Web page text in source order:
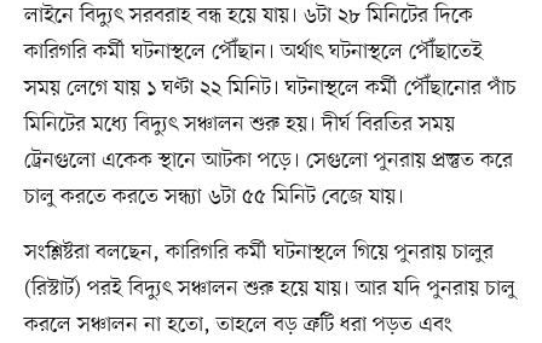
লাইনে বিদ্যুৎ সরবরাহ বন্ধ হয়ে যায়। ৬টা ২৮ মিনিটের দিকে
কারিগরি কর্মী ঘটনাস্থলে পৌঁছান। অর্থাৎ ঘটনাস্থলে পৌঁছাতেই
সময় লেগে যায় ১ ঘণ্টা ২২ মিনিট। ঘটনাস্থলে কর্মী পৌঁছানোর পাঁচ
মিনিটের মধ্যে বিদ্যুৎ সঞ্চালন শুরু হয়। দীর্ঘ বিরতির সময়
ট্রেনগুলো একেক স্থানে আটকা পড়ে। সেগুলো পুনরায় প্রস্তুত করে
চালু করতে করতে সন্ধ্যা ৬টা ৫৫ মিনিট বেজে যায়।
সংশ্লিষ্টরা বলছেন, কারিগরি কর্মী ঘটনাস্থলে গিয়ে পুনরায় চালুর
(রিস্টার্ট) পরই বিদ্যুৎ সঞ্চালন শুরু হয়ে যায়। আর যদি পুনরায় চালু
করলে সঞ্চালন না হতো, তাহলে বড় ত্রুটি ধরা পড়ত এবং